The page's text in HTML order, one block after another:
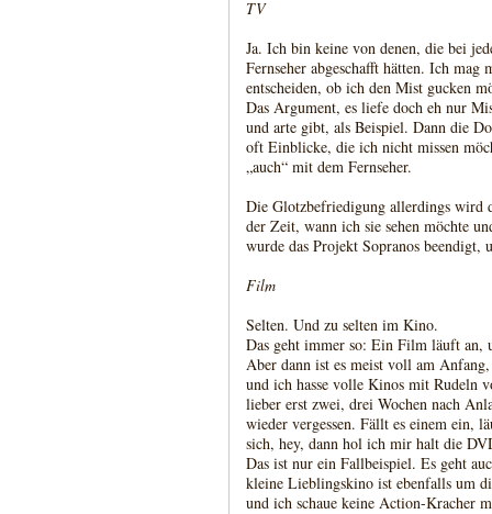
TV
Ja. Ich bin keine von denen, die bei
Fernseher abgeschafft hätten. Ich mag
entscheiden, ob ich den Mist gucken
Das Argument, es liefe doch eh nur
und arte gibt, als Beispiel. Dann die
oft Einblicke, die ich nicht missen
„auch“ mit dem Fernseher.
Die Glotzbefriedigung allerdings wird
der Zeit, wann ich sie sehen möchte
wurde das Projekt Sopranos beendigt,
Film
Selten. Und zu selten im Kino.
Das geht immer so: Ein Film läuft an,
Aber dann ist es meist voll am Anfang,
und ich hasse volle Kinos mit Rudeln
lieber erst zwei, drei Wochen nach
wieder vergessen. Fällt es einem ein,
sich, hey, dann hol ich mir halt die
Das ist nur ein Fallbeispiel. Es geht
kleine Lieblingskino ist ebenfalls um
und ich schaue keine Action-Kracher